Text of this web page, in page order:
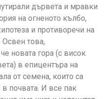
дървета и мравки
на огненото кълбо,
и противоречи на
Освен това,
новата гора (с висок
в епицентъра на
от семена, които са
почвата. И все пак